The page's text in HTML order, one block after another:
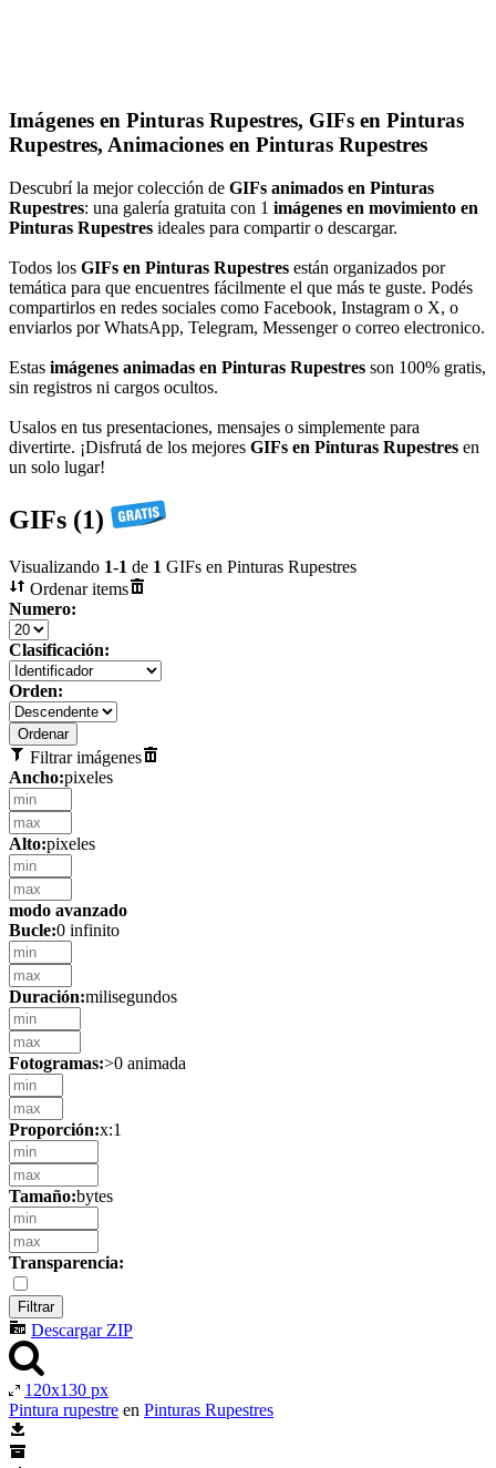
Imágenes en Pinturas Rupestres, GIFs en Pinturas
Rupestres, Animaciones en Pinturas Rupestres
Descubrí la mejor colección de GIFs animados en Pinturas
Rupestres: una galería gratuita con 1 imágenes en movimiento en
Pinturas Rupestres ideales para compartir o descargar.
Todos los GIFs en Pinturas Rupestres están organizados por
temática para que encuentres fácilmente el que más te guste. Podés
compartirlos en redes sociales como Facebook, Instagram o X, o
enviarlos por WhatsApp, Telegram, Messenger o correo electronico.
Estas imágenes animadas en Pinturas Rupestres son 100% gratis,
sin registros ni cargos ocultos.
Usalos en tus presentaciones, mensajes o simplemente para
divertirte. ¡Disfrutá de los mejores GIFs en Pinturas Rupestres en
un solo lugar!
GIFs (1)
Visualizando 1-1 de 1 GIFs en Pinturas Rupestres
Ordenar items
Numero:
Clasificación:
Orden:
Filtrar imágenes
Ancho:pixeles
Alto:pixeles
modo avanzado
Bucle:0 infinito
Duración:milisegundos
Fotogramas:>0 animada
Proporción:x:1
Tamaño:bytes
Transparencia:
Descargar ZIP
120x130 px
Pintura rupestre en Pinturas Rupestres